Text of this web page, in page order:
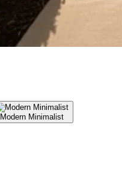
Modern Minimalist